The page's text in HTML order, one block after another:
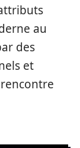
au
des
et